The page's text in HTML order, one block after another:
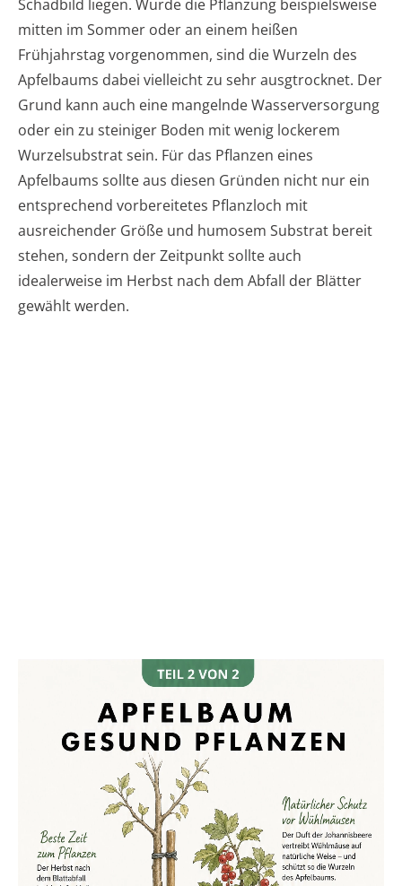
Schadbild liegen. Wurde die Pflanzung beispielsweise
mitten im Sommer oder an einem heißen
Frühjahrstag vorgenommen, sind die Wurzeln des
Apfelbaums dabei vielleicht zu sehr ausgtrocknet. Der
Grund kann auch eine mangelnde Wasserversorgung
oder ein zu steiniger Boden mit wenig lockerem
Wurzelsubstrat sein. Für das Pflanzen eines
Apfelbaums sollte aus diesen Gründen nicht nur ein
entsprechend vorbereitetes Pflanzloch mit
ausreichender Größe und humosem Substrat bereit
stehen, sondern der Zeitpunkt sollte auch
idealerweise im Herbst nach dem Abfall der Blätter
gewählt werden.